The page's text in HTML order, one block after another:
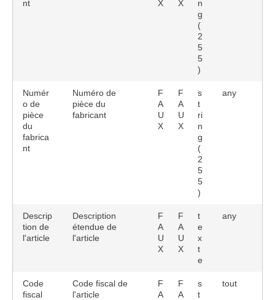
nt
X
X
n
g
(
2
5
5
)
Numér
o de
pièce
du
fabrica
nt
Numéro de
pièce du
fabricant
F
A
U
X
F
A
U
X
s
t
ri
n
g
(
2
5
5
)
any
Descrip
tion de
l'article
Description
étendue de
l'article
F
A
U
X
F
A
U
X
t
e
x
t
e
any
Code
fiscal
Code fiscal de
l'article
F
A
F
A
s
t
tout